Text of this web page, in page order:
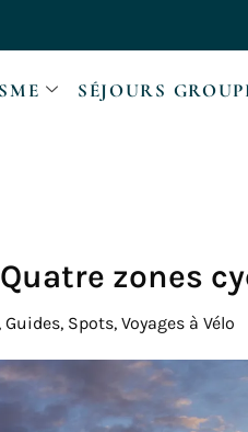
SÉJOURS
zones
, Guides, Spots, Voyages à Vélo